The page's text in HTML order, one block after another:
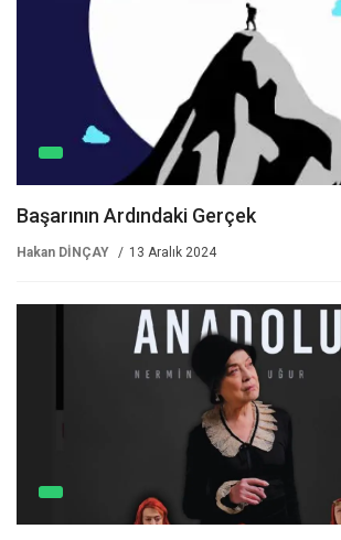
Başarının Ardındaki Gerçek
Hakan DİNÇAY 13 Aralık 2024